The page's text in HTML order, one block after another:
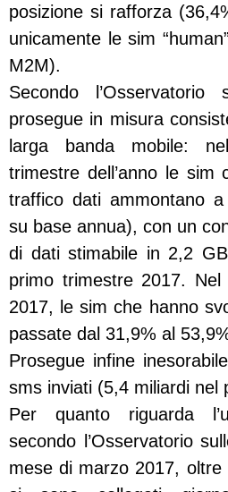
posizione si rafforza
unicamente le sim
M2M).
Secondo l’Osservatorio
prosegue in misura
larga banda mobile:
trimestre dell’anno le sim
traffico dati ammontano
su base annua), con un
di dati stimabile in 2,2 G
primo trimestre 2017.
2017, le sim che hanno
passate dal 31,9% al
Prosegue infine
sms inviati (5,4 miliardi nel
Per quanto riguarda
secondo l’Osservatorio
mese di marzo 2017, oltre